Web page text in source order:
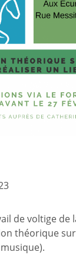
de voltige de
théorique